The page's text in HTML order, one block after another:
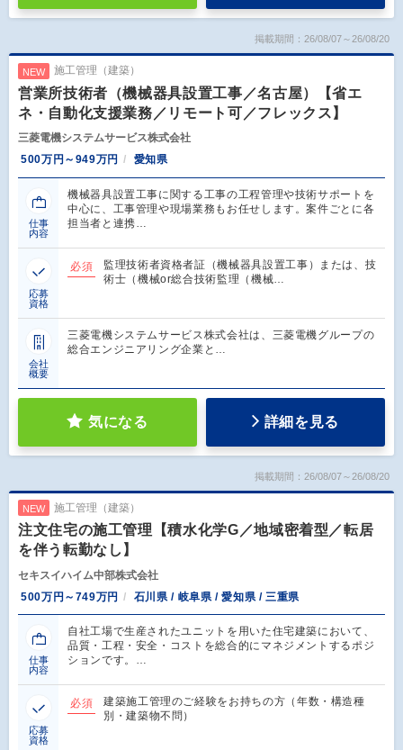
掲載期間：26/08/07～26/08/20
NEW 施工管理（建築）
営業所技術者（機械器具設置工事／名古屋）【省エ
ネ・自動化支援業務／リモート可／フレックス】
三菱電機システムサービス株式会社
500万円～949万円
愛知県
仕事
内容
機械器具設置工事に関する工事の工程管理や技術サポートを
中心に、工事管理や現場業務もお任せします。案件ごとに各
担当者と連携…
応募
資格
必須
監理技術者資格者証（機械器具設置工事）または、技
術士（機械or総合技術監理（機械…
会社
概要
三菱電機システムサービス株式会社は、三菱電機グループの
総合エンジニアリング企業と…
気になる 詳細を見る
掲載期間：26/08/07～26/08/20
NEW 施工管理（建築）
注文住宅の施工管理【積水化学G／地域密着型／転居
を伴う転勤なし】
セキスイハイム中部株式会社
500万円～749万円
石川県 / 岐阜県 / 愛知県 / 三重県
仕事
内容
自社工場で生産されたユニットを用いた住宅建築において、
品質・工程・安全・コストを総合的にマネジメントするポジ
ションです。…
応募
資格
必須
建築施工管理のご経験をお持ちの方（年数・構造種
別・建築物不問）